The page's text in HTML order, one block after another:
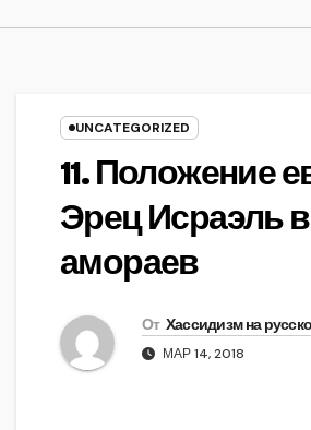
UNCATEGORIZED
11. Положение
Эрец Исраэль
амораев
От Хассидизм на
МАР 14, 2018